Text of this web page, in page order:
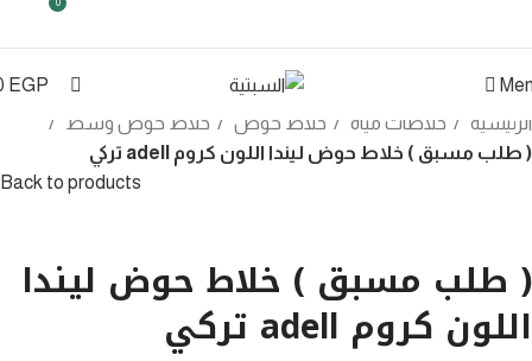
0
EGP
الرئيسية
خلاطات مياة خلاط حوض
خلاط حوض وسط
( طلب مسبق ) خلاط حوض ليندا اللون كروم adell تركي
Back to products
( طلب مسبق ) خلاط حوض ليندا
اللون كروم adell تركي